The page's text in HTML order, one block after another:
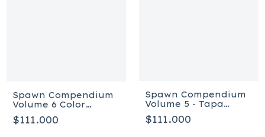
Spawn Compendium
Volume 6 Color
Edition - Tapa blanda
$111.000
Spawn Compendium
Volume 5 - Tapa
blanda
$111.000